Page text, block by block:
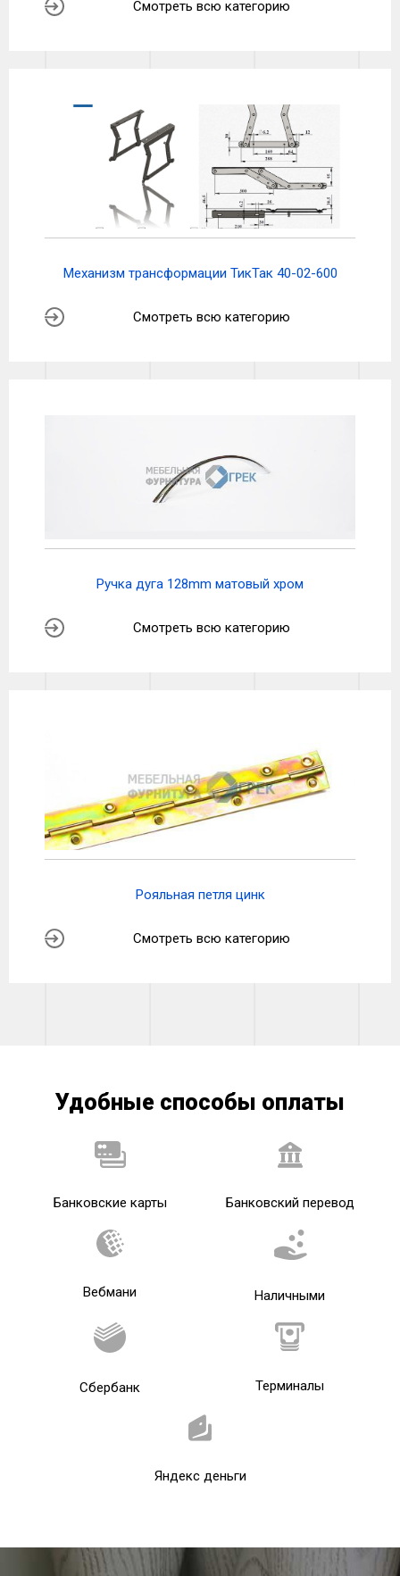
Смотреть всю категорию
Механизм трансформации ТикТак 40-02-600
Смотреть всю категорию
Ручка дуга 128mm матовый хром
Смотреть всю категорию
Рояльная петля цинк
Смотреть всю категорию
Удобные способы оплаты
Банковские карты Банковский перевод
Вебмани Наличными
Сбербанк Терминалы
Яндекс деньги